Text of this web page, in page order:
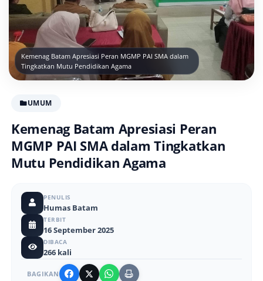
Kemenag Batam Apresiasi Peran MGMP PAI SMA dalam
Tingkatkan Mutu Pendidikan Agama
UMUM
Kemenag Batam Apresiasi Peran
MGMP PAI SMA dalam Tingkatkan
Mutu Pendidikan Agama
PENULIS
Humas Batam
TERBIT
16 September 2025
DIBACA
266 kali
BAGIKAN